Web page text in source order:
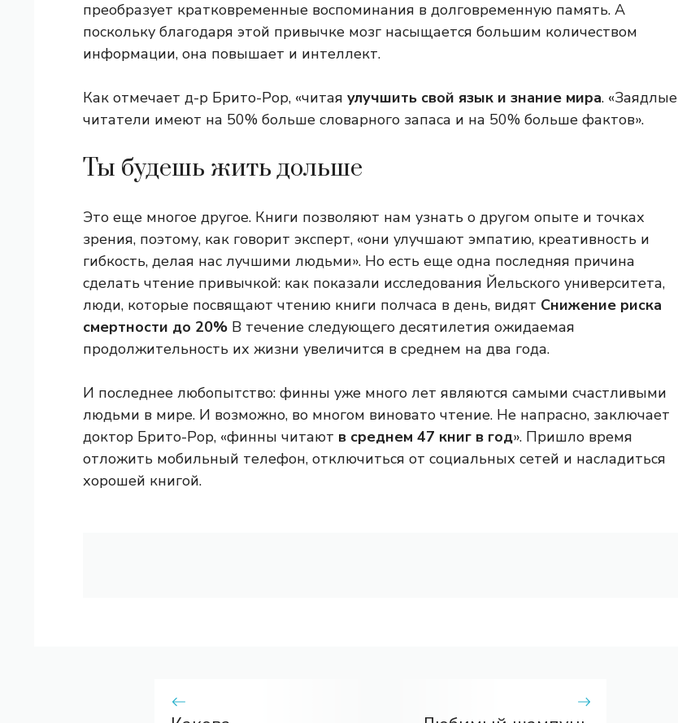
преобразует кратковременные воспоминания в долговременную память. А
поскольку благодаря этой привычке мозг насыщается большим количеством
информации, она повышает и интеллект.
Как отмечает д-р Брито-Рор, «читая улучшить свой язык и знание мира. «Заядлые
читатели имеют на 50% больше словарного запаса и на 50% больше фактов».
Ты будешь жить дольше
Это еще многое другое. Книги позволяют нам узнать о другом опыте и точках
зрения, поэтому, как говорит эксперт, «они улучшают эмпатию, креативность и
гибкость, делая нас лучшими людьми». Но есть еще одна последняя причина
сделать чтение привычкой: как показали исследования Йельского университета,
люди, которые посвящают чтению книги полчаса в день, видят Снижение риска
смертности до 20% В течение следующего десятилетия ожидаемая
продолжительность их жизни увеличится в среднем на два года.
И последнее любопытство: финны уже много лет являются самыми счастливыми
людьми в мире. И возможно, во многом виновато чтение. Не напрасно, заключает
доктор Брито-Рор, «финны читают в среднем 47 книг в год». Пришло время
отложить мобильный телефон, отключиться от социальных сетей и насладиться
хорошей книгой.